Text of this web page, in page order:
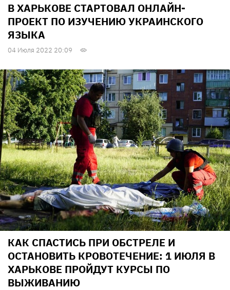
В ХАРЬКОВЕ СТАРТОВАЛ ОНЛАЙН-
ПРОЕКТ ПО ИЗУЧЕНИЮ УКРАИНСКОГО
ЯЗЫКА
04 Июля 2022 20:09
КАК СПАСТИСЬ ПРИ ОБСТРЕЛЕ И
ОСТАНОВИТЬ КРОВОТЕЧЕНИЕ: 1 ИЮЛЯ В
ХАРЬКОВЕ ПРОЙДУТ КУРСЫ ПО
ВЫЖИВАНИЮ